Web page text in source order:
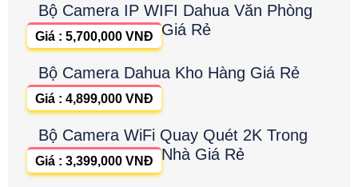
Bộ Camera IP WIFI Dahua Văn Phòng
Giá Rẻ
Giá : 5,700,000 VNĐ
Bộ Camera Dahua Kho Hàng Giá Rẻ
Giá : 4,899,000 VNĐ
Bộ Camera WiFi Quay Quét 2K Trong
Nhà Giá Rẻ
Giá : 3,399,000 VNĐ